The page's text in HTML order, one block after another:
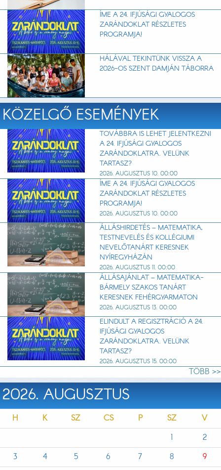
ÍME A 24. IFJÚSÁGI GYALOGOS
ZARÁNDOKLAT RÉSZLETES
PROGRAMJA!
HÁLÁVAL TEKINTÜNK VISSZA A
2026-OS SZENT DAMJÁN TÁBORRA
KÖZELGŐ ESEMÉNYEK
TOVÁBBRA IS LEHET JELENTKEZNI
A 24. IFJÚSÁGI GYALOGOS
ZARÁNDOKLATRA. VELÜNK
TARTASZ?
2026. AUGUSZTUS 10. 00:00
ÍME A 24. IFJÚSÁGI GYALOGOS
ZARÁNDOKLAT RÉSZLETES
PROGRAMJA!
2026. AUGUSZTUS 10. 00:00
ÁLLÁSHIRDETÉS – MATEMATIKA,
TESTNEVELÉS ÉS KOLLÉGIUMI
NEVELŐTANÁRT KERESNEK
NYÍREGYHÁZÁN
2026. AUGUSZTUS 11. 00:00
ÁLLÁSAJÁNLAT – MATEMATIKA-
BÁRMELY SZAKOS TANÁRT
KERESNEK FEHÉRGYARMATON
2026. AUGUSZTUS 13. 00:00
ELINDULT A REGISZTRÁCIÓ A 24.
IFJÚSÁGI GYALOGOS
ZARÁNDOKLATRA. VELÜNK
TARTASZ?
2026. AUGUSZTUS 15. 00:00
TÖBB >>
2026. AUGUSZTUS
H K SZ CS P SZ
V
1
2
3
4 5 6 7 8 9